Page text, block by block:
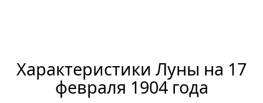
Характеристики Луны на 17
февраля 1904 года